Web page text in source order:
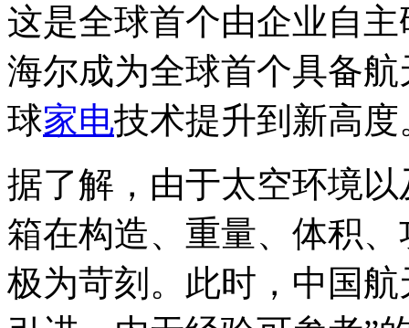
这是全球首个由企业自
海尔成为全球首个具备
球家电技术提升到新高度
据了解，由于太空环境
箱在构造、重量、体积
极为苛刻。此时，中国